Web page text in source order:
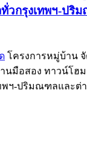
วกรุงเทพฯ-ปริ
โครงการหมู่บ้าน
นมือสอง ทาวน์โฮ
พฯ-ปริมณฑลและต่า